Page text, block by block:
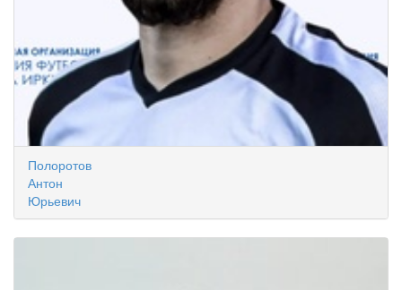
Полоротов
Антон
Юрьевич